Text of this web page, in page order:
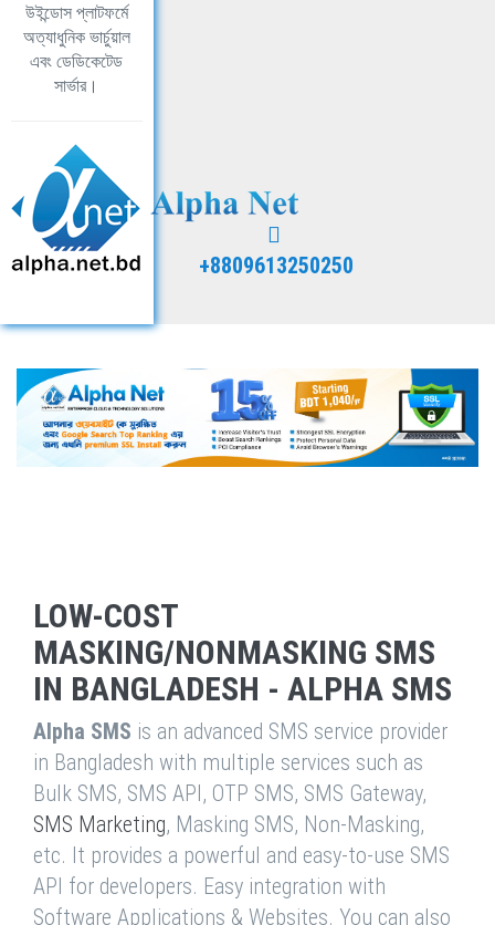
উইন্ডোস প্লাটফর্মে
অত্যাধুনিক ভার্চুয়াল
এবং ডেডিকেটেড
সার্ভার।
+8809613250250
LOW-COST
MASKING/NONMASKING SMS
IN BANGLADESH - ALPHA SMS
Alpha SMS is an advanced SMS service provider
in Bangladesh with multiple services such as
Bulk SMS, SMS API, OTP SMS, SMS Gateway,
SMS Marketing, Masking SMS, Non-Masking,
etc. It provides a powerful and easy-to-use SMS
API for developers. Easy integration with
Software Applications & Websites. You can also